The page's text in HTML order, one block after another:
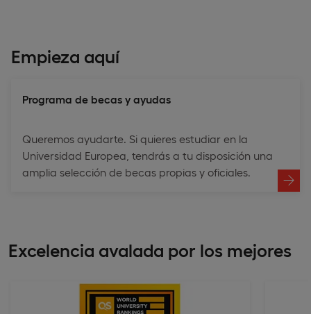
Empieza aquí
Programa de becas y ayudas
Queremos ayudarte. Si quieres estudiar en la
Universidad Europea, tendrás a tu disposición una
amplia selección de becas propias y oficiales.
Excelencia avalada por los mejores